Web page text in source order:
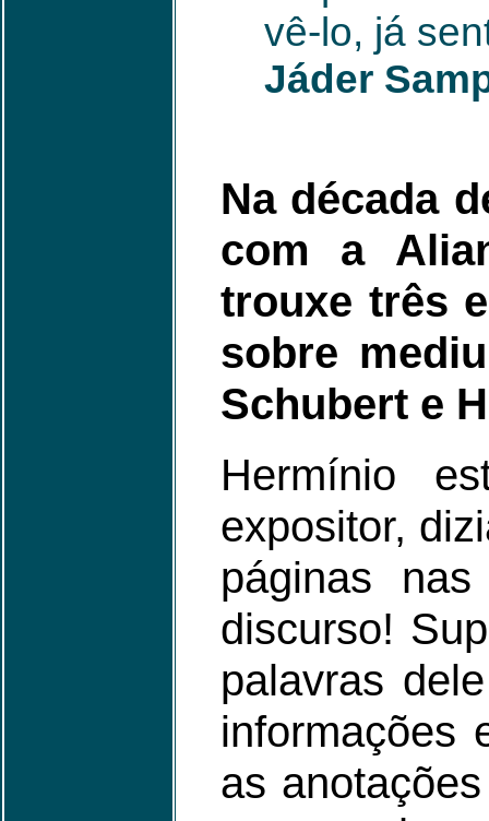
vê-lo, já
Jáder
Na década
com a
trouxe três
sobre
Schubert e
Hermínio
expositor,
páginas
discurso!
palavras
informações
as